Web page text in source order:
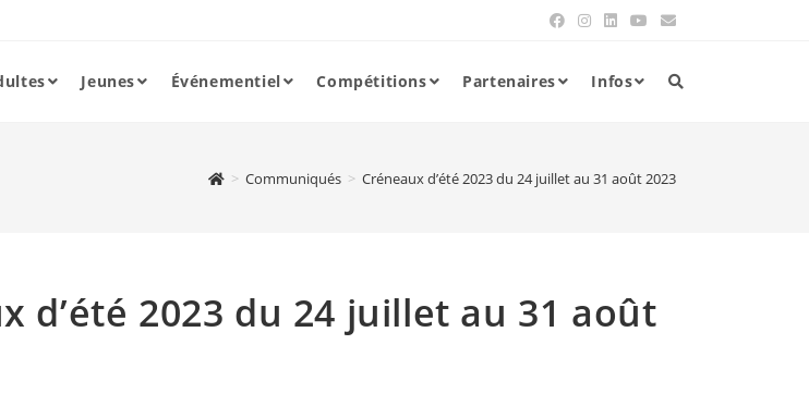
Jeunes Événementiel Compétitions Partenaires Infos
> Communiqués > Créneaux d’été 2023 du 24 juillet au 31 août 2023
d’été 2023 du 24 juillet au 31 août